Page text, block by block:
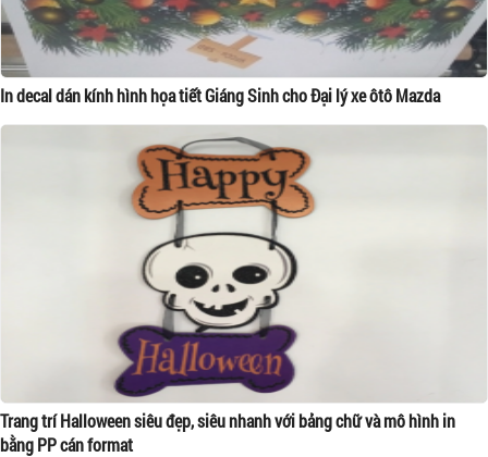
In decal dán kính hình họa tiết Giáng Sinh cho Đại lý xe ôtô Mazda
Trang trí Halloween siêu đẹp, siêu nhanh với bảng chữ và mô hình in
bằng PP cán format